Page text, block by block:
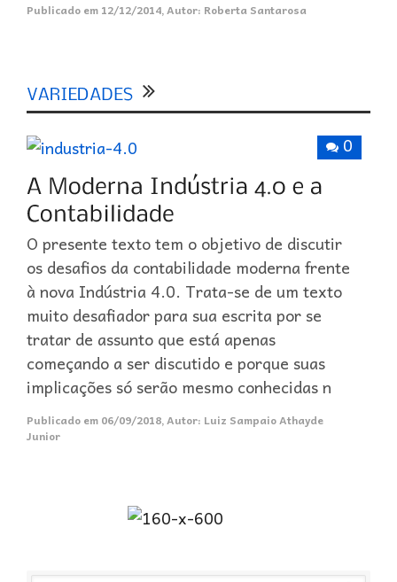
Publicado em 12/12/2014,Autor: Roberta Santarosa
0
O presente texto tem o objetivo de discutir
os desafios da contabilidade moderna frente
à nova Indústria 4.0. Trata-se de um texto
muito desafiador para sua escrita por se
tratar de assunto que está apenas
começando a ser discutido e porque suas
implicações só serão mesmo conhecidas n
Publicado em 06/09/2018,Autor: Luiz Sampaio Athayde
Junior